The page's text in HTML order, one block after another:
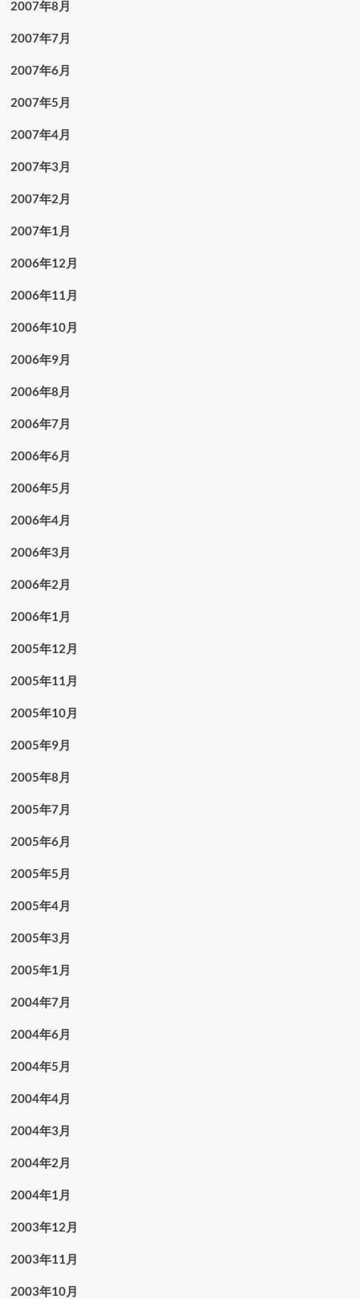
2007年8月
2007年7月
2007年6月
2007年5月
2007年4月
2007年3月
2007年2月
2007年1月
2006年12月
2006年11月
2006年10月
2006年9月
2006年8月
2006年7月
2006年6月
2006年5月
2006年4月
2006年3月
2006年2月
2006年1月
2005年12月
2005年11月
2005年10月
2005年9月
2005年8月
2005年7月
2005年6月
2005年5月
2005年4月
2005年3月
2005年1月
2004年7月
2004年6月
2004年5月
2004年4月
2004年3月
2004年2月
2004年1月
2003年12月
2003年11月
2003年10月